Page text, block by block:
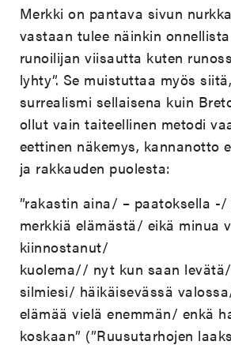
Merkki on pantava sivun
vastaan tulee näinkin
runoilijan viisautta kuten
lyhty”. Se muistuttaa myös
surrealismi sellaisena kuin
ollut vain taiteellinen metodi
eettinen näkemys, kannanotto
ja rakkauden puolesta:
”rakastin aina/ – paatoksella
merkkiä elämästä/ eikä minua
kiinnostanut/
kuolema// nyt kun saan
silmiesi/ häikäisevässä
elämää vielä enemmän/ enkä
koskaan” (”Ruusutarhojen